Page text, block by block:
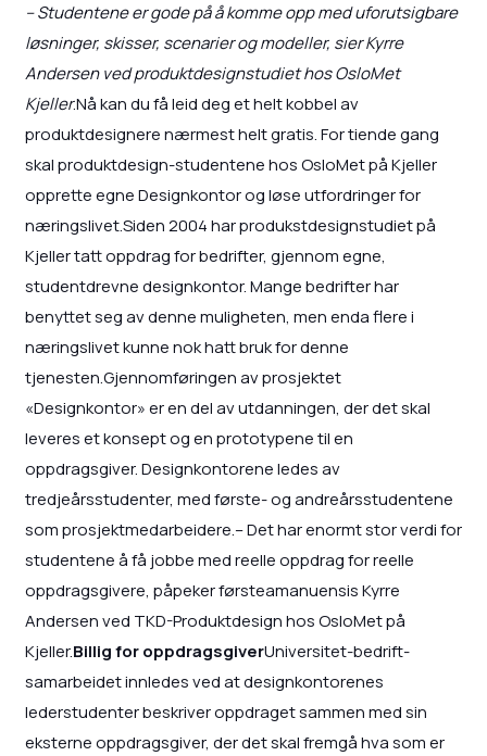
– Studentene er gode på å komme opp med uforutsigbare
løsninger, skisser, scenarier og modeller, sier Kyrre
Andersen ved produktdesignstudiet hos OsloMet
Kjeller.Nå kan du få leid deg et helt kobbel av
produktdesignere nærmest helt gratis. For tiende gang
skal produktdesign-studentene hos OsloMet på Kjeller
opprette egne Designkontor og løse utfordringer for
næringslivet.Siden 2004 har produkstdesignstudiet på
Kjeller tatt oppdrag for bedrifter, gjennom egne,
studentdrevne designkontor. Mange bedrifter har
benyttet seg av denne muligheten, men enda flere i
næringslivet kunne nok hatt bruk for denne
tjenesten.Gjennomføringen av prosjektet
«Designkontor» er en del av utdanningen, der det skal
leveres et konsept og en prototypene til en
oppdragsgiver. Designkontorene ledes av
tredjeårsstudenter, med første- og andreårsstudentene
som prosjektmedarbeidere.– Det har enormt stor verdi for
studentene å få jobbe med reelle oppdrag for reelle
oppdragsgivere, påpeker førsteamanuensis Kyrre
Andersen ved TKD-Produktdesign hos OsloMet på
Kjeller.Billig for oppdragsgiverUniversitet-bedrift-
samarbeidet innledes ved at designkontorenes
lederstudenter beskriver oppdraget sammen med sin
eksterne oppdragsgiver, der det skal fremgå hva som er